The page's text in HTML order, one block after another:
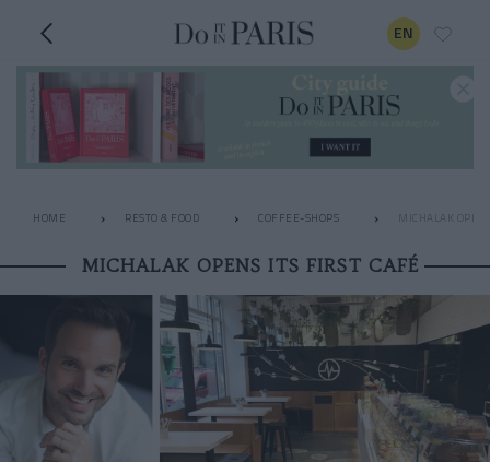
EN
HOME RESTO & FOOD COFFEE-SHOPS
MICHALAK OPENS ITS FIRST CAFÉ